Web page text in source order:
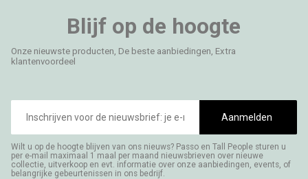
Blijf op de hoogte
Onze nieuwste producten, De beste aanbiedingen, Extra
klantenvoordeel
mailadres
Aanmelden
Wilt u op de hoogte blijven van ons nieuws? Passo en Tall People sturen u
per e-mail maximaal 1 maal per maand nieuwsbrieven over nieuwe
collectie, uitverkoop en evt. informatie over onze aanbiedingen, events, of
belangrijke gebeurtenissen in ons bedrijf.